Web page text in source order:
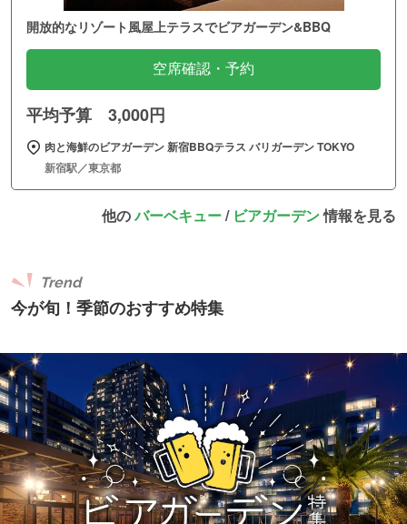
開放的なリゾート風屋上テラスでビアガーデン&BBQ
空席確認・予約
平均予算 3,000円
肉と海鮮のビアガーデン 新宿BBQテラス バリガーデン TOKYO
新宿駅／東京都
他のバーベキュー/ ビアガーデン情報を見る
今が旬！季節のおすすめ特集
Trend